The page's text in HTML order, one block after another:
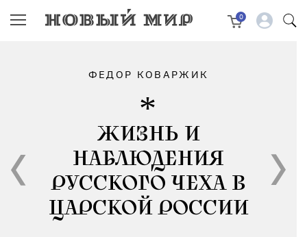
0
ФЕДОР КОВАРЖИК
ЖИЗНЬ И
НАБЛЮДЕНИЯ
РУССКОГО ЧЕХА В
ЦАРСКОЙ РОССИИ